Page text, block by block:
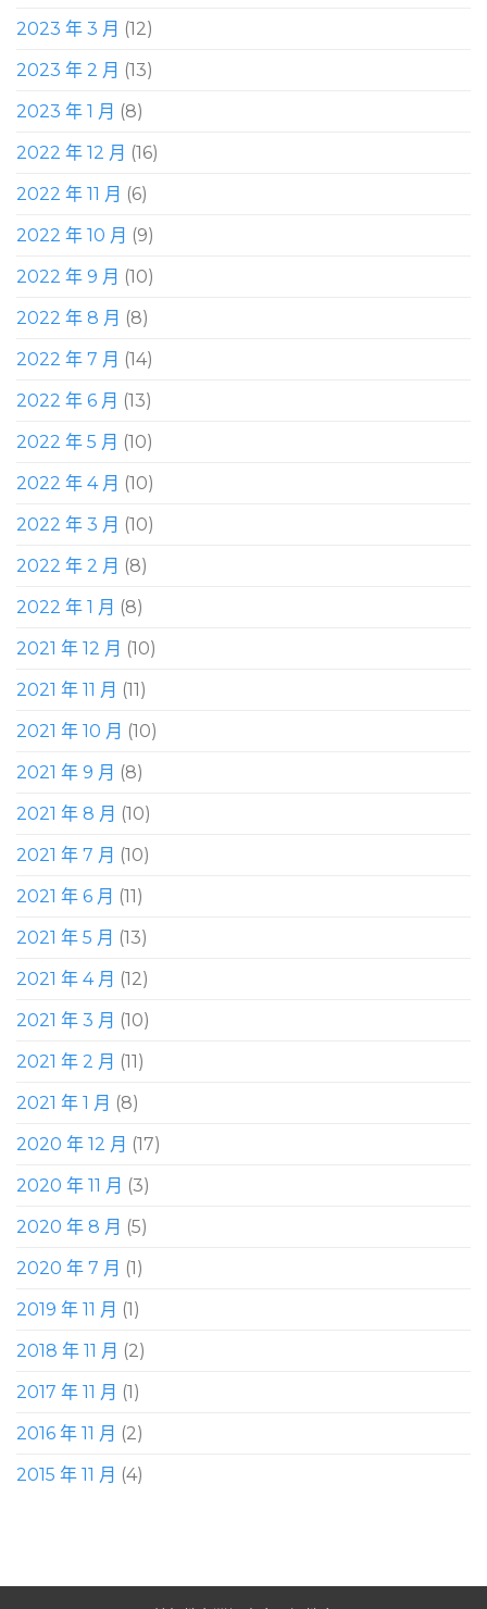
2023 年 3 月 (12)
2023 年 2 月 (13)
2023 年 1 月 (8)
2022 年 12 月 (16)
2022 年 11 月 (6)
2022 年 10 月 (9)
2022 年 9 月 (10)
2022 年 8 月 (8)
2022 年 7 月 (14)
2022 年 6 月 (13)
2022 年 5 月 (10)
2022 年 4 月 (10)
2022 年 3 月 (10)
2022 年 2 月 (8)
2022 年 1 月 (8)
2021 年 12 月 (10)
2021 年 11 月 (11)
2021 年 10 月 (10)
2021 年 9 月 (8)
2021 年 8 月 (10)
2021 年 7 月 (10)
2021 年 6 月 (11)
2021 年 5 月 (13)
2021 年 4 月 (12)
2021 年 3 月 (10)
2021 年 2 月 (11)
2021 年 1 月 (8)
2020 年 12 月 (17)
2020 年 11 月 (3)
2020 年 8 月 (5)
2020 年 7 月 (1)
2019 年 11 月 (1)
2018 年 11 月 (2)
2017 年 11 月 (1)
2016 年 11 月 (2)
2015 年 11 月 (4)